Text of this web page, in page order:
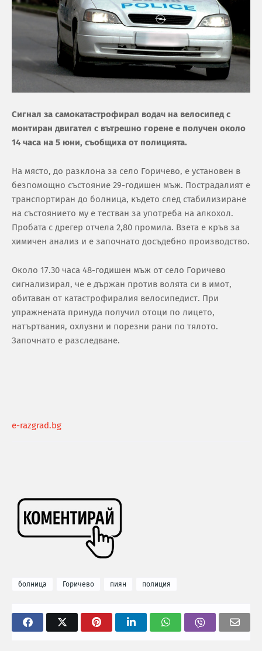
Сигнал за самокатастрофирал водач на велосипед с
монтиран двигател с вътрешно горене е получен около
14 часа на 5 юни, съобщиха от полицията.
На място, до разклона за село Горичево, е установен в
безпомощно състояние 29-годишен мъж. Пострадалият е
транспортиран до болница, където след стабилизиране
на състоянието му е тестван за употреба на алкохол.
Пробата с дрегер отчела 2,80 промила. Взета е кръв за
химичен анализ и е започнато досъдебно производство.
Около 17.30 часа 48-годишен мъж от село Горичево
сигнализирал, че е държан против волята си в имот,
обитаван от катастрофиралия велосипедист. При
упражнената принуда получил отоци по лицето,
натъртвания, охлузни и порезни рани по тялото.
Започнато е разследване.
e-razgrad.bg
болница Горичево пиян полиция